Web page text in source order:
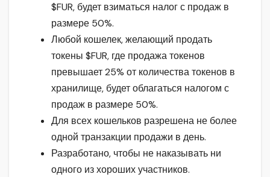
$FUR, будет взиматься налог с продаж в
размере 50%.
Любой кошелек, желающий продать
токены $FUR, где продажа токенов
превышает 25% от количества токенов в
хранилище, будет облагаться налогом с
продаж в размере 50%.
Для всех кошельков разрешена не более
одной транзакции продажи в день.
Разработано, чтобы не наказывать ни
одного из хороших участников.